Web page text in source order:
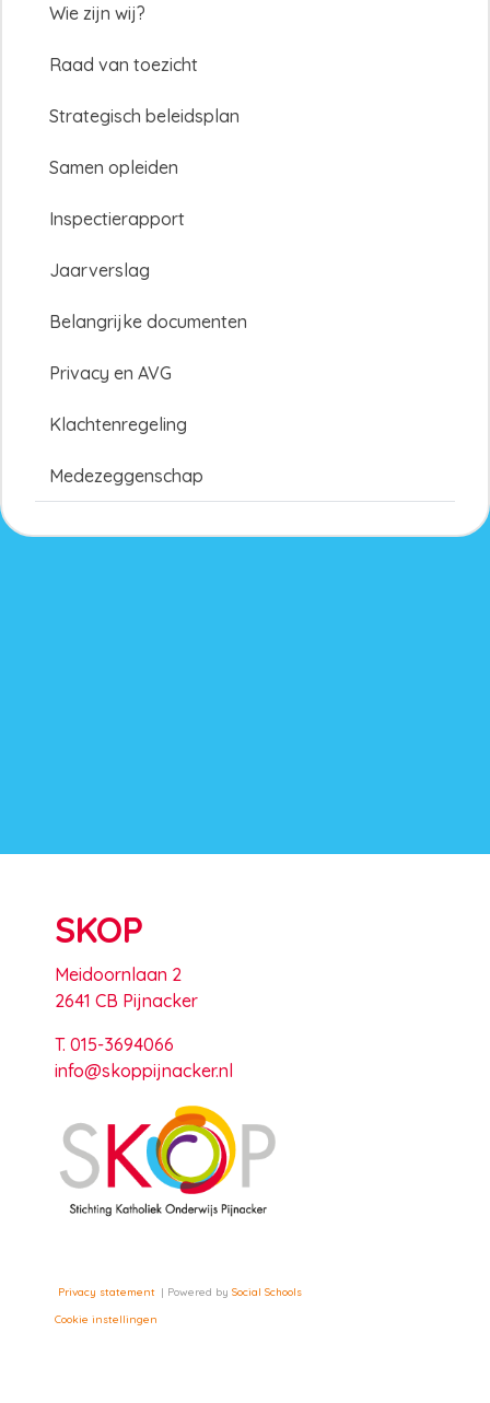
Wie zijn wij?
Raad van toezicht
Strategisch beleidsplan
Samen opleiden
Inspectierapport
Jaarverslag
Belangrijke documenten
Privacy en AVG
Klachtenregeling
Medezeggenschap
SKOP
Meidoornlaan 2
2641 CB Pijnacker
T. 015-3694066
info@skoppijnacker.nl
Privacy statement
Cookie instellingen
Powered by Social Schools